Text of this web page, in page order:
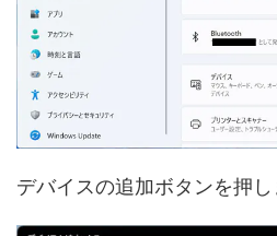
デバイスの追加ボタンを押し